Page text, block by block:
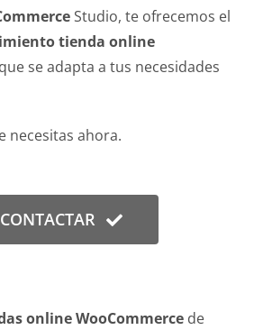
Studio, te ofrecemos el
tienda online
se adapta a tus necesidades
necesitas ahora.
CONTACTAR
online WooCommercede